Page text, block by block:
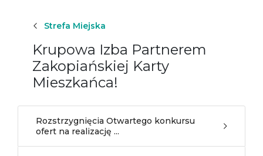
Strefa Miejska
Krupowa Izba Partnerem
Zakopiańskiej Karty
Mieszkańca!
Rozstrzygnięcia Otwartego konkursu
ofert na realizację ...